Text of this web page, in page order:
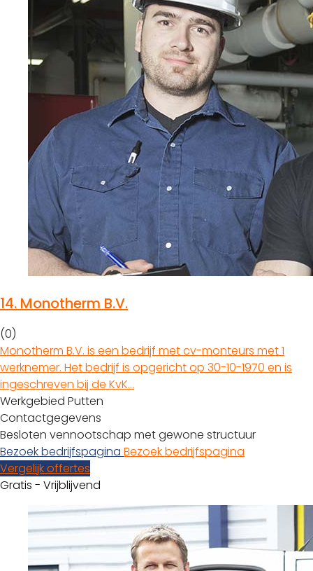
14. Monotherm B.V.
(0)
Monotherm B.V. is een bedrijf met cv-monteurs met 1
werknemer. Het bedrijf is opgericht op 30-10-1970 en is
ingeschreven bij de KvK…
Werkgebied Putten
Contactgegevens
Besloten vennootschap met gewone structuur
Bezoek bedrijfspagina Bezoek bedrijfspagina
Vergelijk offertes
Gratis - Vrijblijvend